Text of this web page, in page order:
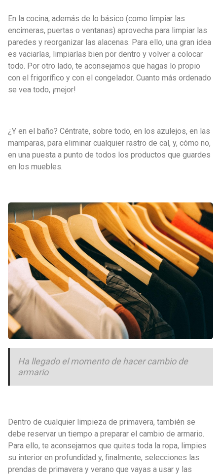
En la cocina, además de lo básico (como limpiar las
encimeras, puertas o ventanas) aprovecha para limpiar las
paredes y reorganizar las alacenas. Para ello, una gran idea
es vaciarlas, limpiarlas bien por dentro y volver a colocar
todo. Por otro lado, te aconsejamos que hagas lo propio
con el frigorífico y con el congelador. Cuanto más ordenado
se vea todo, ¡mejor!
¿Y en el baño? Céntrate, sobre todo, en los azulejos, en las
mamparas, para eliminar cualquier rastro de cal, y, cómo no,
en una puesta a punto de todos los productos que guardes
en los muebles.
Ha llegado el momento de hacer cambio de
armario
Dentro de cualquier limpieza de primavera, también se
debe reservar un tiempo a preparar el cambio de armario.
Para ello, te aconsejamos que quites toda la ropa, limpies
su interior en profundidad y, finalmente, selecciones las
prendas de primavera y verano que vayas a usar y las